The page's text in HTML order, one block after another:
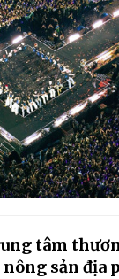
tâm
sản địa